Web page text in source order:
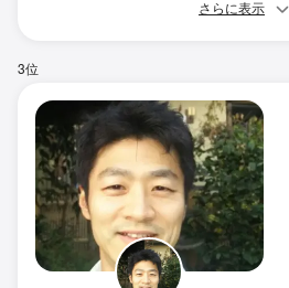
さらに表示
3位